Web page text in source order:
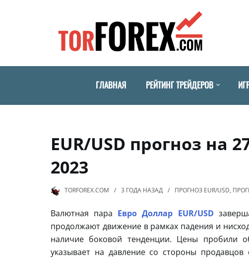
ГЛАВНАЯ РЕЙТИНГ ТРЕЙДЕРОВ
EUR/USD прогноз на
2023
TORFOREX.COM 3 ГОДА НАЗАД ПРОГНОЗ EUR/USD,
Валютная пара Евро Доллар EUR/USD
продолжают движение в рамках падения и
наличие боковой тенденции. Цены пробили
указывает на давление со стороны